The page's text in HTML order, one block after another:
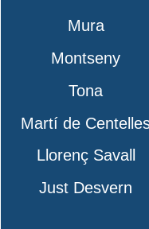
Mura
Montseny
Tona
Martí de
Llorenç Savall
Just Desvern